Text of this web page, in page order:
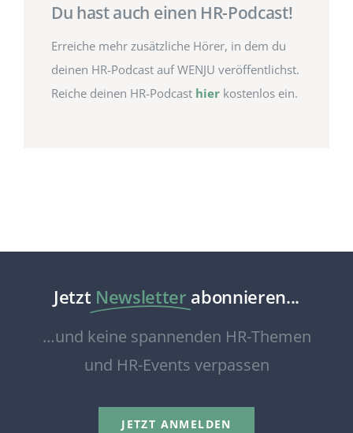
Du hast auch einen HR-Podcast!
Erreiche mehr zusätzliche Hörer, in dem du
deinen HR-Podcast auf WENJU veröffentlichst.
Reiche deinen HR-Podcast hierkostenlos ein.
Jetzt Newsletter abonnieren...
…und keine spannenden HR-Themen
und HR-Events verpassen
JETZT ANMELDEN